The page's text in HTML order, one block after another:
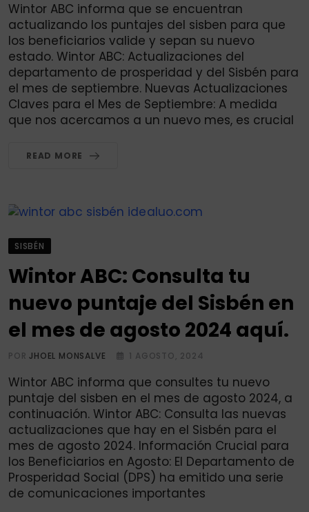
Wintor ABC informa que se encuentran
actualizando los puntajes del sisben para que
los beneficiarios valide y sepan su nuevo
estado. Wintor ABC: Actualizaciones del
departamento de prosperidad y del Sisbén para
el mes de septiembre. Nuevas Actualizaciones
Claves para el Mes de Septiembre: A medida
que nos acercamos a un nuevo mes, es crucial
READ MORE
SISBÉN
Wintor ABC: Consulta tu
nuevo puntaje del Sisbén en
el mes de agosto 2024 aquí.
PORJHOEL MONSALVE 1 AGOSTO, 2024
Wintor ABC informa que consultes tu nuevo
puntaje del sisben en el mes de agosto 2024, a
continuación. Wintor ABC: Consulta las nuevas
actualizaciones que hay en el Sisbén para el
mes de agosto 2024. Información Crucial para
los Beneficiarios en Agosto: El Departamento de
Prosperidad Social (DPS) ha emitido una serie
de comunicaciones importantes